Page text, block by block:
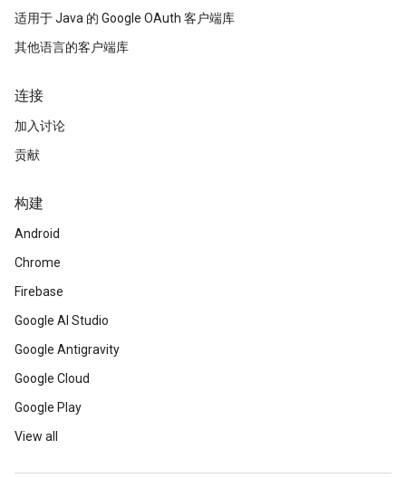
适用于 Java 的 Google OAuth 客户端库
其他语言的客户端库
连接
加入讨论
贡献
构建
Android
Chrome
Firebase
Google AI Studio
Google Antigravity
Google Cloud
Google Play
View all